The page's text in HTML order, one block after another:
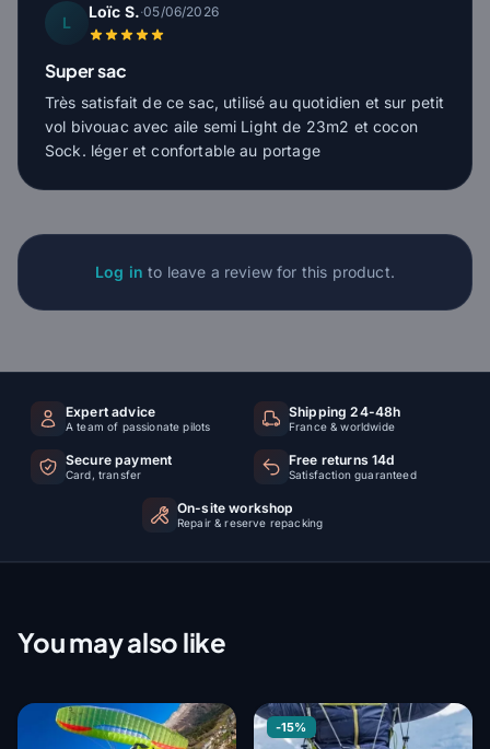
L
Loïc S.·05/06/2026
Super sac
Très satisfait de ce sac, utilisé au quotidien et sur petit
vol bivouac avec aile semi Light de 23m2 et cocon
Sock. léger et confortable au portage
Log in to leave a review for this product.
Expert advice
A team of passionate pilots
Shipping 24-48h
France & worldwide
Secure payment
Card, transfer
Free returns 14d
Satisfaction guaranteed
On-site workshop
Repair & reserve repacking
You may also like
-15%